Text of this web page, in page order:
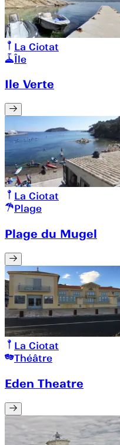
La Ciotat
Île
Ile Verte
La Ciotat
Plage
Plage du Mugel
La Ciotat
Théâtre
Eden Theatre